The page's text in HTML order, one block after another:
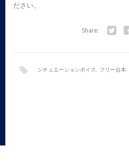
ださい。
Share:
シチュエーションボイス, フリー台本,